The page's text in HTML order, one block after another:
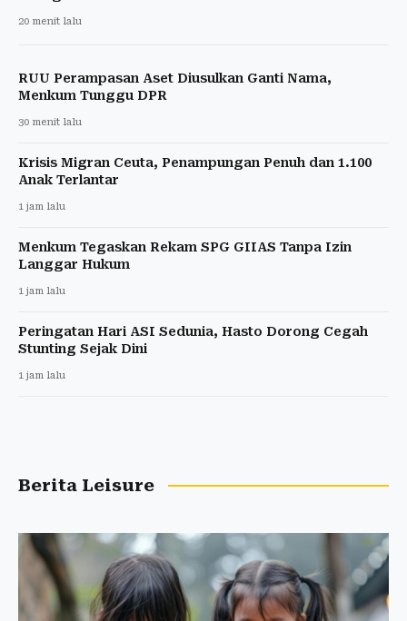
20 menit lalu
RUU Perampasan Aset Diusulkan Ganti Nama,
Menkum Tunggu DPR
30 menit lalu
Krisis Migran Ceuta, Penampungan Penuh dan 1.100
Anak Terlantar
1 jam lalu
Menkum Tegaskan Rekam SPG GIIAS Tanpa Izin
Langgar Hukum
1 jam lalu
Peringatan Hari ASI Sedunia, Hasto Dorong Cegah
Stunting Sejak Dini
1 jam lalu
Berita Leisure